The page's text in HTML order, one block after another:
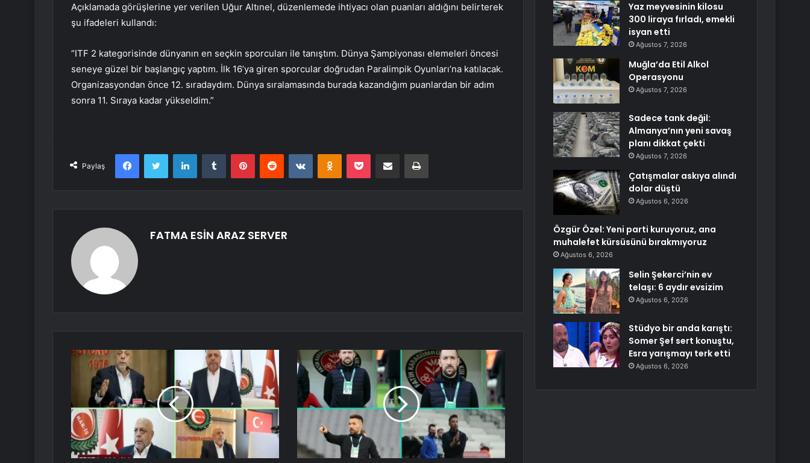
Açıklamada görüşlerine yer verilen Uğur Altınel, düzenlemede ihtiyacı olan puanları aldığını belirterek
şu ifadeleri kullandı:
“ITF 2 kategorisinde dünyanın en seçkin sporcuları ile tanıştım. Dünya Şampiyonası elemeleri öncesi
seneye güzel bir başlangıç ​​yaptım. İlk 16’ya giren sporcular doğrudan Paralimpik Oyunları’na katılacak.
Organizasyondan önce 12. sıradaydım. Dünya sıralamasında burada kazandığım puanlardan bir adım
sonra 11. Sıraya kadar yükseldim.”
Paylaş
FacebookTwitter LinkedInTumblr PinterestReddit VKontakteOdnoklassniki
Pocket E-Posta ile paylaş Yazdır
FATMA ESİN ARAZ SERVER
Yaz meyvesinin kilosu
300 liraya fırladı, emekli
isyan etti
Ağustos 7, 2026
Muğla’da Etil Alkol
Operasyonu
Ağustos 7, 2026
Sadece tank değil:
Almanya’nın yeni savaş
planı dikkat çekti
Ağustos 7, 2026
Çatışmalar askıya alındı
dolar düştü
Ağustos 6, 2026
Özgür Özel: Yeni parti kuruyoruz, ana
muhalefet kürsüsünü bırakmıyoruz
Ağustos 6, 2026
Selin Şekerci’nin ev
telaşı: 6 aydır evsizim
Ağustos 6, 2026
Stüdyo bir anda karıştı:
Somer Şef sert konuştu,
Esra yarışmayı terk etti
Ağustos 6, 2026